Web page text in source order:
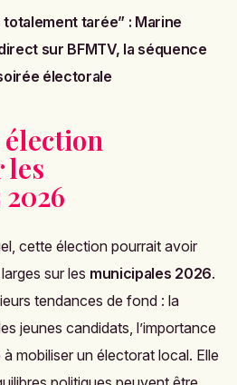
totalement tarée” : Marine
sur BFMTV, la séquence
électorale
élection
les
cette élection pourrait avoir
sur les municipales 2026.
tendances de fond : la
jeunes candidats, l’importance
mobiliser un électorat local. Elle